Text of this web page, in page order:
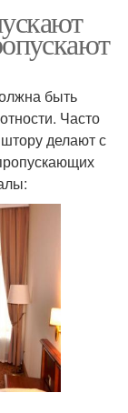
быть
Часто
делают с